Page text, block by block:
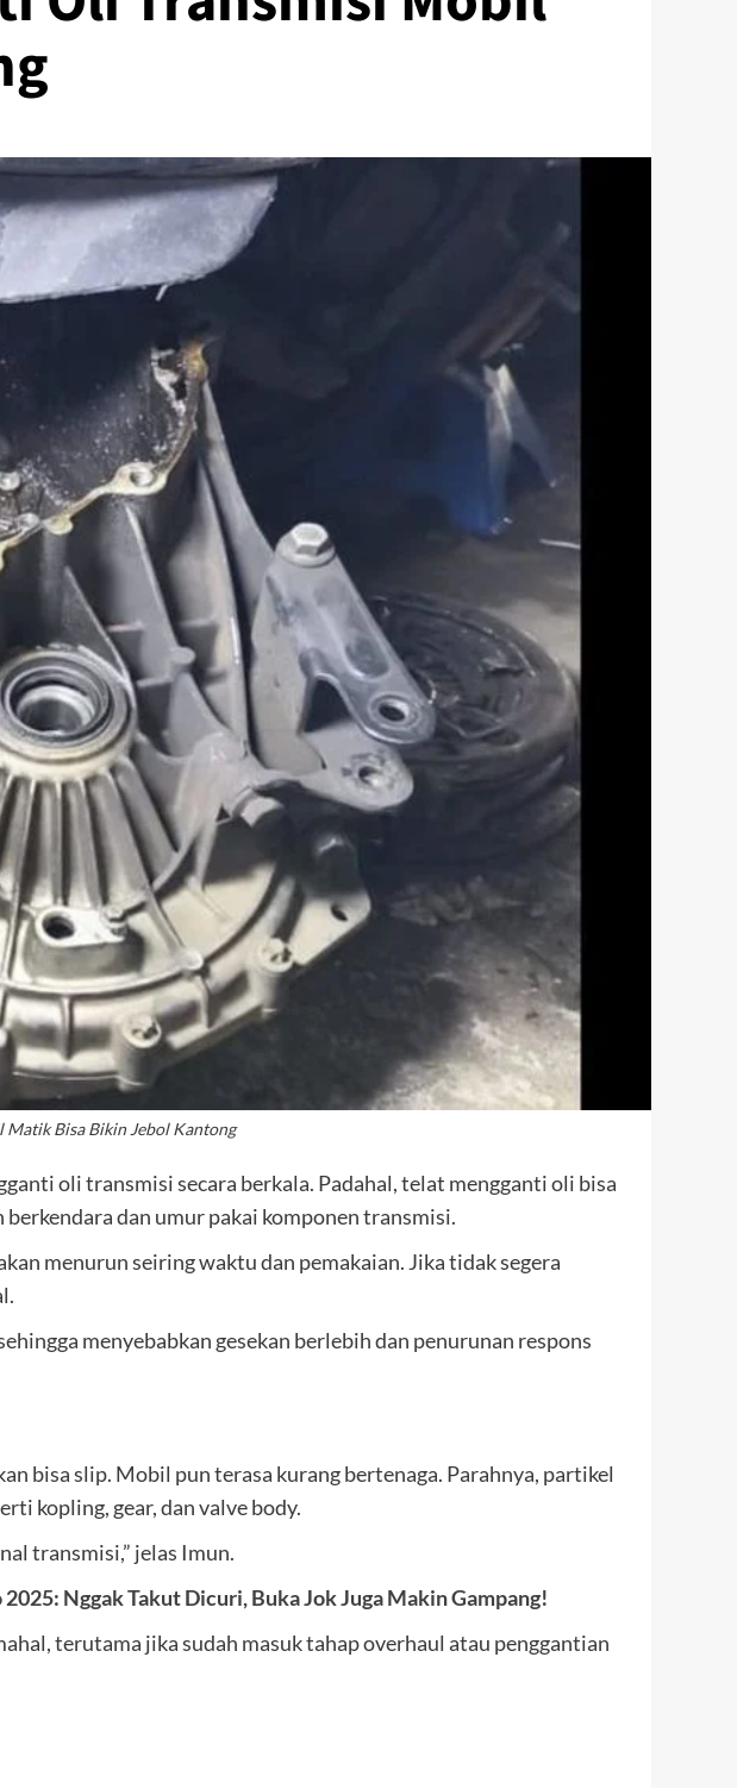
Matik Bisa Bikin Jebol Kantong
oli transmisi secara berkala. Padahal, telat mengganti oli bisa
dan umur pakai komponen transmisi.
menurun seiring waktu dan pemakaian. Jika tidak segera
menyebabkan gesekan berlebih dan penurunan respons
bisa slip. Mobil pun terasa kurang bertenaga. Parahnya, partikel
kopling, gear, dan valve body.
transmisi,” jelas Imun.
Nggak Takut Dicuri, Buka Jok Juga Makin Gampang!
terutama jika sudah masuk tahap overhaul atau penggantian